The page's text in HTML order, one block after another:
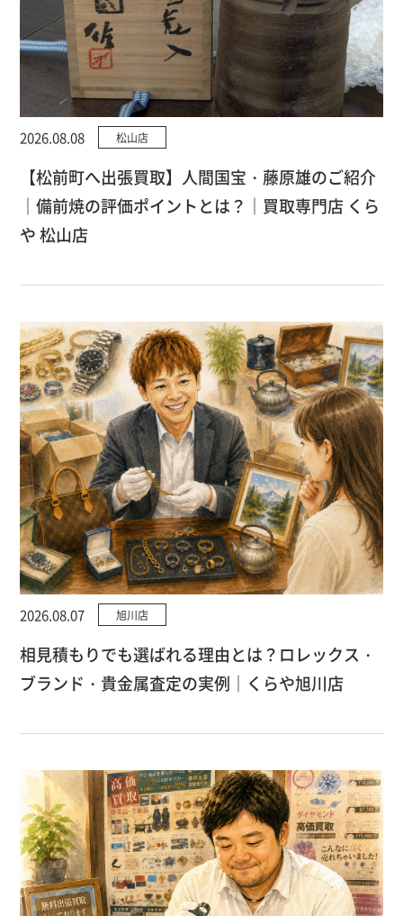
2026.08.08 松山店
【松前町へ出張買取】人間国宝・藤原雄のご紹介
｜備前焼の評価ポイントとは？｜買取専門店 くら
や 松山店
2026.08.07 旭川店
相見積もりでも選ばれる理由とは？ロレックス・
ブランド・貴金属査定の実例｜くらや旭川店